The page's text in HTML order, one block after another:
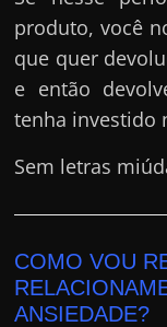
produto, você
que quer
e então
tenha investido
Sem letras
COMO VOU
ANSIEDADE?